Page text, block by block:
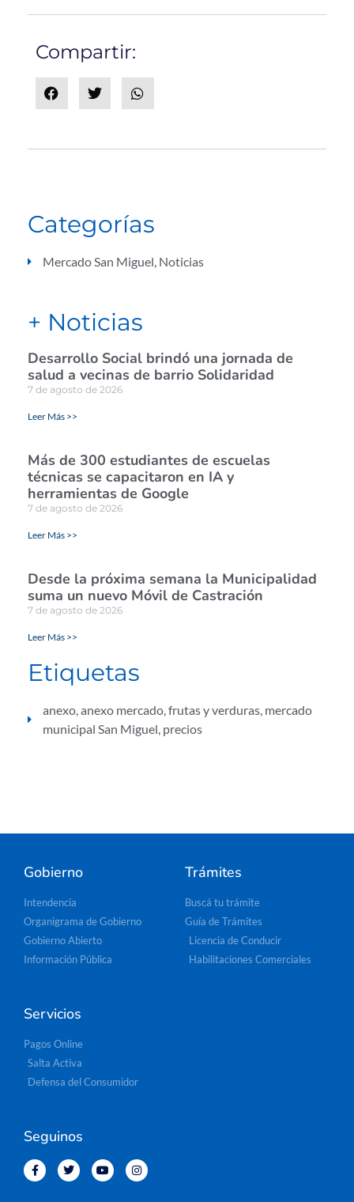
Compartir:
Categorías
Mercado San Miguel, Noticias
+ Noticias
Desarrollo Social brindó una jornada de
salud a vecinas de barrio Solidaridad
7 de agosto de 2026
Leer Más >>
Más de 300 estudiantes de escuelas
técnicas se capacitaron en IA y
herramientas de Google
7 de agosto de 2026
Leer Más >>
Desde la próxima semana la Municipalidad
suma un nuevo Móvil de Castración
7 de agosto de 2026
Leer Más >>
Etiquetas
anexo,anexo mercado,frutas y verduras, mercado
municipal San Miguel, precios
Gobierno
Intendencia
Organigrama de Gobierno
Gobierno Abierto
Información Pública
Trámites
Buscá tu trámite
Guía de Trámites
Licencia de Conducir
Habilitaciones Comerciales
Servicios
Pagos Online
Salta Activa
Defensa del Consumidor
Seguinos